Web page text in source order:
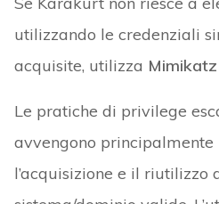
utilizzando le credenziali
acquisite, utilizza Mimikatz
Le pratiche di privilege
avvengono principalmente
l’acquisizione e il riutilizzo